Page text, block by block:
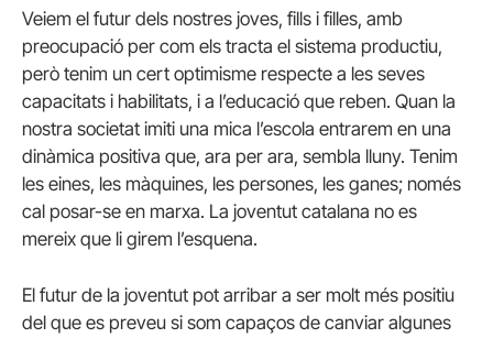
Veiem el futur dels nostres joves, fills i filles, amb
preocupació per com els tracta el sistema productiu,
però tenim un cert optimisme respecte a les seves
capacitats i habilitats, i a l’educació que reben. Quan la
nostra societat imiti una mica l’escola entrarem en una
dinàmica positiva que, ara per ara, sembla lluny. Tenim
les eines, les màquines, les persones, les ganes; només
cal posar-se en marxa. La joventut catalana no es
mereix que li girem l’esquena.
El futur de la joventut pot arribar a ser molt més positiu
del que es preveu si som capaços de canviar algunes